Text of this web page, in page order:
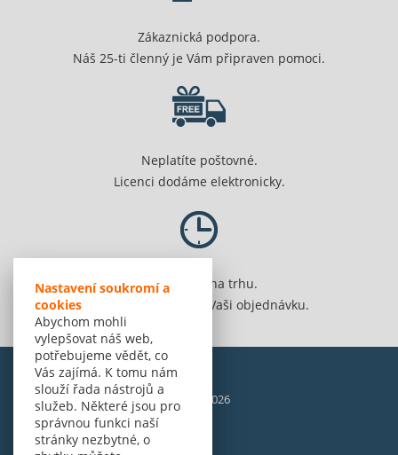
Nastavení soukromí a
cookies
Abychom mohli
vylepšovat náš web,
potřebujeme vědět, co
Vás zajímá. K tomu nám
slouží řada nástrojů a
služeb. Některé jsou pro
správnou funkci naší
stránky nezbytné, o
Zákaznická podpora.
Náš 25-ti členný je Vám připraven pomoci.
Neplatíte poštovné.
Licenci dodáme elektronicky.
Jsme 20 let na trhu.
Spolehlivě vyřídíme Vaši objednávku.
© Amenit Software Solutions, 1998 - 2026
Powered by nopCommerce